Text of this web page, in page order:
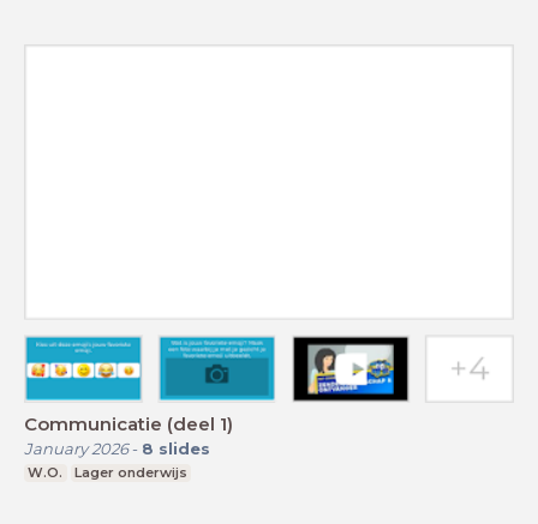
Communicatie (deel 1)
January 2026- 8 slides
W.O. Lager onderwijs